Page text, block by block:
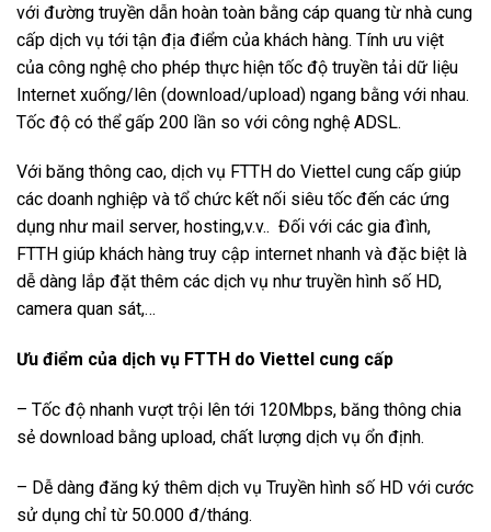
với đường truyền dẫn hoàn toàn bằng cáp quang từ nhà cung
cấp dịch vụ tới tận địa điểm của khách hàng. Tính ưu việt
của công nghệ cho phép thực hiện tốc độ truyền tải dữ liệu
Internet xuống/lên (download/upload) ngang bằng với nhau.
Tốc độ có thể gấp 200 lần so với công nghệ ADSL.
Với băng thông cao, dịch vụ FTTH do Viettel cung cấp giúp
các doanh nghiệp và tổ chức kết nối siêu tốc đến các ứng
dụng như mail server, hosting,v.v.. Đối với các gia đình,
FTTH giúp khách hàng truy cập internet nhanh và đặc biệt là
dễ dàng lắp đặt thêm các dịch vụ như truyền hình số HD,
camera quan sát,…
Ưu điểm của dịch vụ FTTH do Viettel cung cấp
– Tốc độ nhanh vượt trội lên tới 120Mbps, băng thông chia
sẻ download bằng upload, chất lượng dịch vụ ổn định.
– Dễ dàng đăng ký thêm dịch vụ Truyền hình số HD với cước
sử dụng chỉ từ 50.000 đ/tháng.